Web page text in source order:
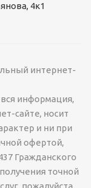
4к1
интернет-
информация,
сайте, носит
и ни при
офертой,
Гражданского
точной
пожалуйста,